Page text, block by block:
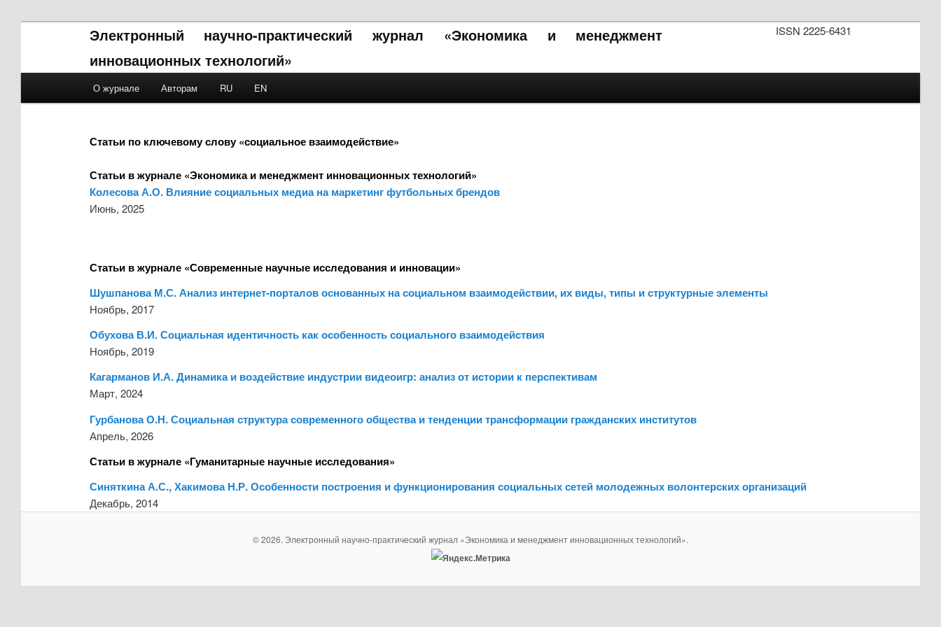
ISSN 2225-6431
Электронный научно-практический журнал «Экономика и менеджмент
инновационных технологий»
Skip to primary content
Skip to secondary content
О журнале Авторам RU EN
Статьи по ключевому слову «социальное взаимодействие»
Статьи в журнале «Экономика и менеджмент инновационных технологий»
Колесова А.О. Влияние социальных медиа на маркетинг футбольных брендов
Июнь, 2025
Статьи в журнале «Современные научные исследования и инновации»
Шушпанова М.С. Анализ интернет-порталов основанных на социальном взаимодействии, их виды, типы и структурные элементы
Ноябрь, 2017
Обухова В.И. Социальная идентичность как особенность социального взаимодействия
Ноябрь, 2019
Кагарманов И.А. Динамика и воздействие индустрии видеоигр: анализ от истории к перспективам
Март, 2024
Гурбанова О.Н. Социальная структура современного общества и тенденции трансформации гражданских институтов
Апрель, 2026
Статьи в журнале «Гуманитарные научные исследования»
Синяткина А.С., Хакимова Н.Р. Особенности построения и функционирования социальных сетей молодежных волонтерских организаций
Декабрь, 2014
© 2026. Электронный научно-практический журнал «Экономика и менеджмент инновационных технологий».